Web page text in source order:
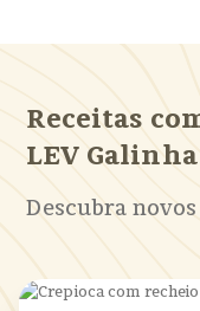
Receitas
LEV Galinha
Descubra